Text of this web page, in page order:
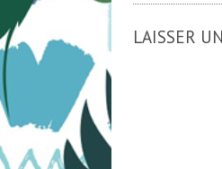
LAISSER